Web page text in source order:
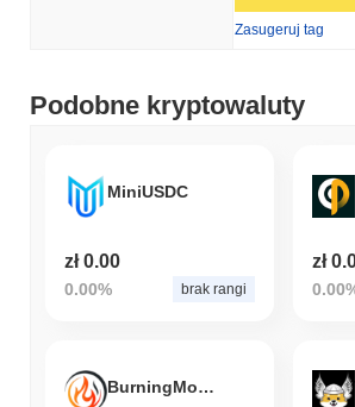
Zasugeruj tag
Podobne kryptowaluty
MiniUSDC
zł 0.00
0.00% brak rangi
zł
BurningMoon